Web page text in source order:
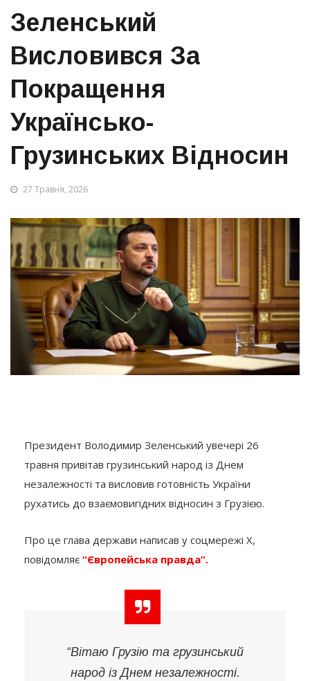
Зеленський
Висловився За
Покращення
Українсько-
Грузинських Відносин
27 Травня, 2026
Президент Володимир Зеленський увечері 26
травня привітав грузинський народ із Днем
незалежності та висловив готовність України
рухатись до взаємовигідних відносин з Грузією.
Про це глава держави написав у соцмережі Х,
повідомляє “Європейська правда”.
“Вітаю Грузію та грузинський
народ із Днем незалежності.